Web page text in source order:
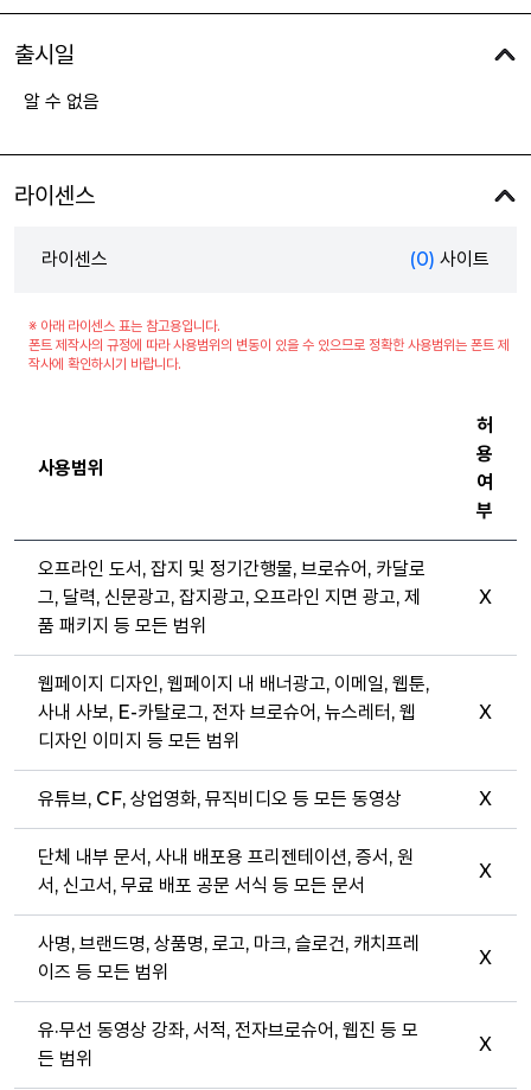
출시일
알 수 없음
라이센스
라이센스 (0) 사이트
※ 아래 라이센스 표는 참고용입니다.
폰트 제작사의 규정에 따라 사용범위의 변동이 있을 수 있으므로 정확한 사용범위는 폰트 제
작사에 확인하시기 바랍니다.
사용범위
허
용
여
부
오프라인 도서, 잡지 및 정기간행물, 브로슈어, 카달로
그, 달력, 신문광고, 잡지광고, 오프라인 지면 광고, 제
품 패키지 등 모든 범위
X
웹페이지 디자인, 웹페이지 내 배너광고, 이메일, 웹툰,
사내 사보, E-카탈로그, 전자 브로슈어, 뉴스레터, 웹
디자인 이미지 등 모든 범위
X
유튜브, CF, 상업영화, 뮤직비디오 등 모든 동영상 X
단체 내부 문서, 사내 배포용 프리젠테이션, 증서, 원
서, 신고서, 무료 배포 공문 서식 등 모든 문서
X
사명, 브랜드명, 상품명, 로고, 마크, 슬로건, 캐치프레
이즈 등 모든 범위
X
유·무선 동영상 강좌, 서적, 전자브로슈어, 웹진 등 모
든 범위
X